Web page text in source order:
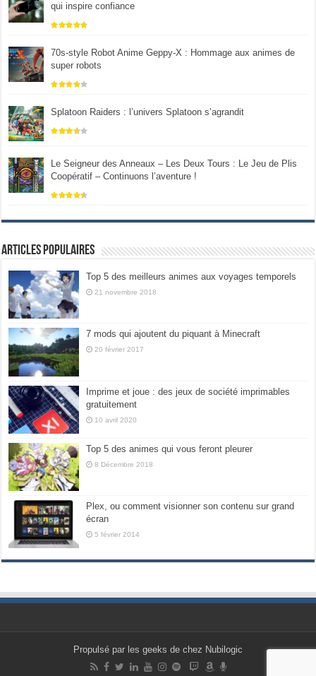
qui inspire confiance
70s-style Robot Anime Geppy-X : Hommage aux animes de
super robots
Splatoon Raiders : l’univers Splatoon s’agrandit
Le Seigneur des Anneaux – Les Deux Tours : Le Jeu de Plis
Coopératif – Continuons l’aventure !
Articles populaires
Top 5 des meilleurs animes aux voyages temporels
21 novembre 2018
7 mods qui ajoutent du piquant à Minecraft
20 février 2017
Imprime et joue : des jeux de société imprimables
gratuitement
10 avril 2020
Top 5 des animes qui vous feront pleurer
8 Décembre 2018
Plex, ou comment visionner son contenu sur grand
écran
5 février 2014
Propulsé par les geeks de chez Nubilogic